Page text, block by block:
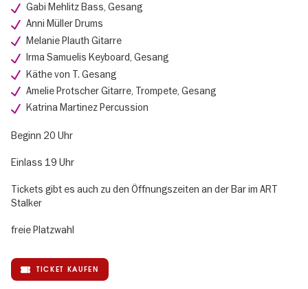
Gabi Mehlitz Bass, Gesang
Anni Müller Drums
Melanie Plauth Gitarre
Irma Samuelis Keyboard, Gesang
Käthe von T. Gesang
Amelie Protscher Gitarre, Trompete, Gesang
Katrina Martinez Percussion
Beginn 20 Uhr
Einlass 19 Uhr
Tickets gibt es auch zu den Öffnungszeiten an der Bar im ART
Stalker
freie Platzwahl
TICKET KAUFEN